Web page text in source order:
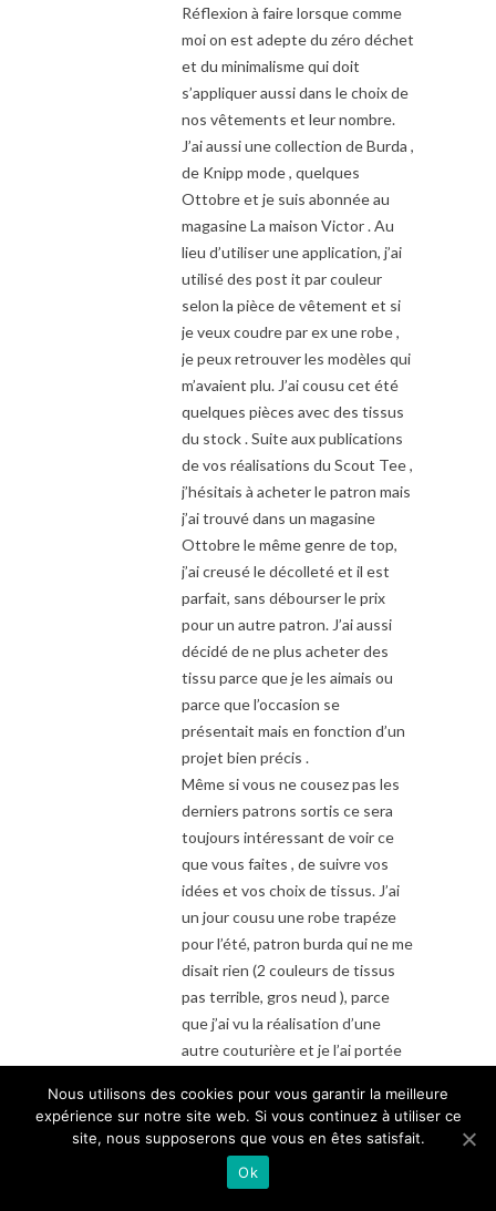
Réflexion à faire lorsque comme
moi on est adepte du zéro déchet
et du minimalisme qui doit
s’appliquer aussi dans le choix de
nos vêtements et leur nombre.
J’ai aussi une collection de Burda ,
de Knipp mode , quelques
Ottobre et je suis abonnée au
magasine La maison Victor . Au
lieu d’utiliser une application, j’ai
utilisé des post it par couleur
selon la pièce de vêtement et si
je veux coudre par ex une robe ,
je peux retrouver les modèles qui
m’avaient plu. J’ai cousu cet été
quelques pièces avec des tissus
du stock . Suite aux publications
de vos réalisations du Scout Tee ,
j’hésitais à acheter le patron mais
j’ai trouvé dans un magasine
Ottobre le même genre de top,
j’ai creusé le décolleté et il est
parfait, sans débourser le prix
pour un autre patron. J’ai aussi
décidé de ne plus acheter des
tissu parce que je les aimais ou
parce que l’occasion se
présentait mais en fonction d’un
projet bien précis .
Même si vous ne cousez pas les
derniers patrons sortis ce sera
toujours intéressant de voir ce
que vous faites , de suivre vos
idées et vos choix de tissus. J’ai
un jour cousu une robe trapéze
pour l’été, patron burda qui ne me
disait rien (2 couleurs de tissus
pas terrible, gros neud ), parce
que j’ai vu la réalisation d’une
autre couturière et je l’ai portée
réalisations des autres nous
aident beaucoup, donc merci
pour vos partages.
Nous utilisons des cookies pour vous garantir la meilleure
expérience sur notre site web. Si vous continuez à utiliser ce
site, nous supposerons que vous en êtes satisfait.
Ok